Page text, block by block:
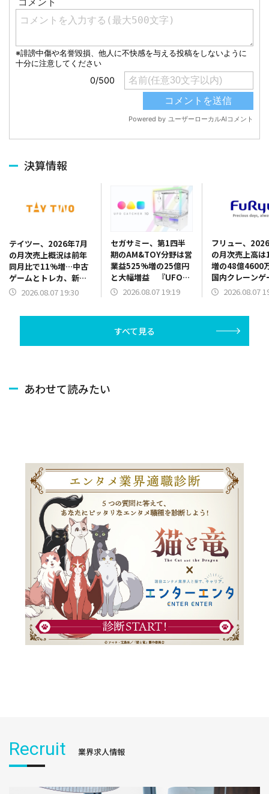
決算情報
テイツー、2026年7月
の月次売上概況は前年
同月比で11%増…中古
ゲームとトレカ、新品
トレカがけん引
2026.08.07 19:30
セガサミー、第1四半
期のAM&TOY分野は営
業益525%増の25億円
と大幅増益 『UFO
CATCHER 10』販売好
2026.08.07 19:19
フリュー、
の月次売上高
増の48億4600
国内クレーンゲ
品が販売好調、
2026.08.07
すべて見る
あわせて読みたい
Recruit 業界求人情報